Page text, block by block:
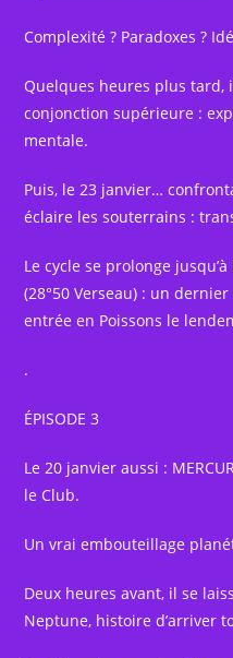
Complexité ? Paradoxes ?
Quelques heures plus tard,
conjonction supérieure :
mentale.
Puis, le 23 janvier…
éclaire les souterrains :
Le cycle se prolonge
(28°50 Verseau) : un
entrée en Poissons le
.
ÉPISODE 3
Le 20 janvier aussi :
le Club.
Un vrai embouteillage
Deux heures avant, il se
Neptune, histoire d’arriver